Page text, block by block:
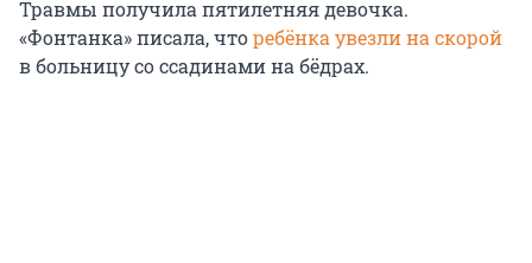
Травмы получила пятилетняя девочка.
«Фонтанка» писала, чторебёнка увезли на скорой
в больницу со ссадинами на бёдрах.